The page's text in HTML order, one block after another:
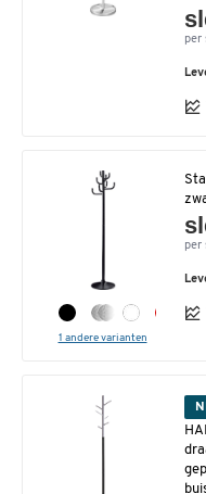
per
1 andere varianten
per